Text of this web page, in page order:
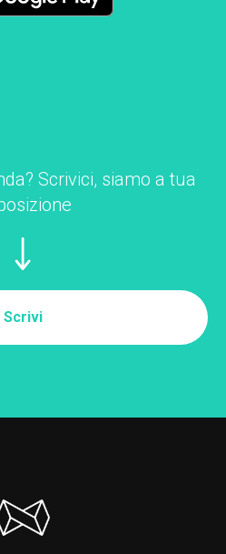
Scrivici, siamo a tua
Scrivi